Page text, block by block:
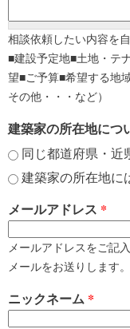
相談依頼したい内容を
■建設予定地■土地・テ
望■ご予算■希望する地
その他・・・など）
建築家の所在地につ
同じ都道府県・近
建築家の所在地に
メールアドレス *
メールアドレスをご記
メールをお送りします
ニックネーム *